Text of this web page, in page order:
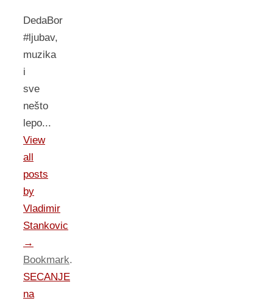
DedaBor
#ljubav,
muzika
i
sve
nešto
lepo...
View
all
posts
by
Vladimir
Stankovic
→
Bookmark.
SECANJE
na